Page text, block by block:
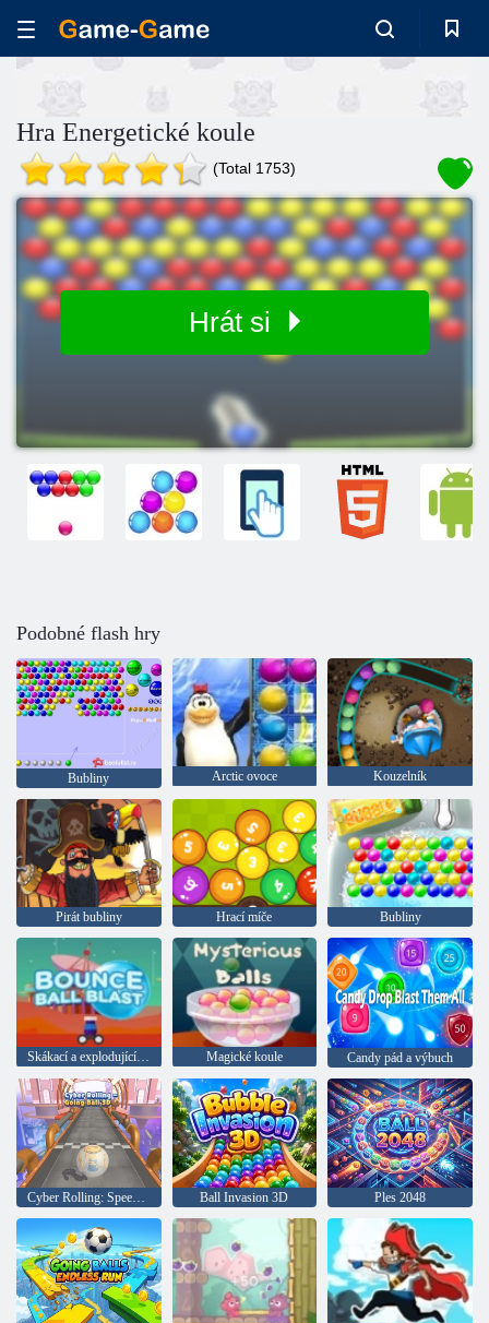
Hra Energetické koule
(Total 1753)
Hrát si
Podobné flash hry
Bubliny Arctic ovoce Kouzelník
Pirát bubliny Hrací míče Bubliny
Magické koule Candy pád a výbuch
Ball Invasion 3D Ples 2048